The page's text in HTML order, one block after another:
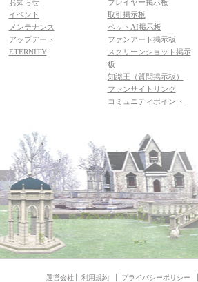
お知らせ
イベント
メンテナンス
アップデート
ETERNITY
プレイヤー掲示板
取引掲示板
ペットAI掲示板
ファンアート掲示板
スクリーンショット掲示
板
知識王（質問掲示板）
ファンサイトリンク
コミュニティポイント
運営会社 利用規約 プライバシーポリシー